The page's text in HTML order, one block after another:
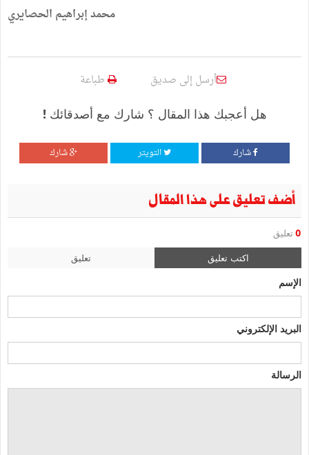
محمد إبراهيم الحصايري
أرسل إلى صديق طباعة
هل أعجبك هذا المقال ؟ شارك مع أصدقائك !
شارك التويتر شارك
أضف تعليق على هذا المقال
0 تعليق
اكتب تعليق تعليق
الإسم
البريد الإلكتروني
الرسالة